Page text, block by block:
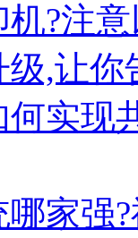
?注
,让
实现
哪家强